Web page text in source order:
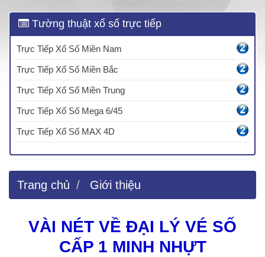
Tường thuật xổ số trực tiếp
Trực Tiếp Xổ Số Miền Nam
Trực Tiếp Xổ Số Miền Bắc
Trực Tiếp Xổ Số Miền Trung
Trực Tiếp Xổ Số Mega 6/45
Trực Tiếp Xổ Số MAX 4D
Trang chủ Giới thiệu
VÀI NÉT VỀ ĐẠI LÝ VÉ SỐ
CẤP 1 MINH NHỰT